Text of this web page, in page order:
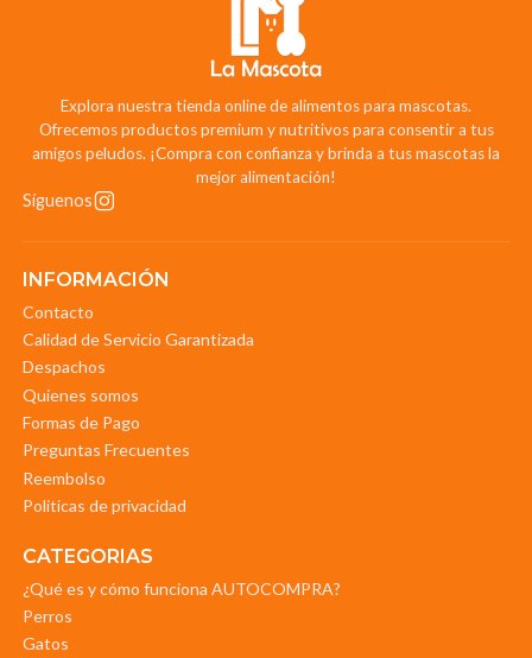
Explora nuestra tienda online de alimentos para mascotas.
Ofrecemos productos premium y nutritivos para consentir a tus
amigos peludos. ¡Compra con confianza y brinda a tus mascotas la
mejor alimentación!
Síguenos
INFORMACIÓN
Contacto
Calidad de Servicio Garantizada
Despachos
Quienes somos
Formas de Pago
Preguntas Frecuentes
Reembolso
Politicas de privacidad
CATEGORIAS
¿Qué es y cómo funciona AUTOCOMPRA?
Perros
Gatos